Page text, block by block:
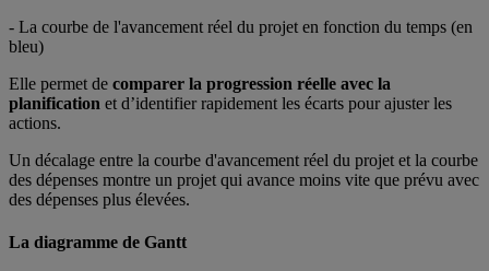
- La courbe de l'avancement réel du projet en fonction du temps (en
bleu)
Elle permet de comparer la progression réelle avec la
planification et d’identifier rapidement les écarts pour ajuster les
actions.
Un décalage entre la courbe d'avancement réel du projet et la courbe
des dépenses montre un projet qui avance moins vite que prévu avec
des dépenses plus élevées.
La diagramme de Gantt